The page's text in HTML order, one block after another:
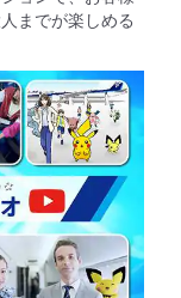
までが楽しめる